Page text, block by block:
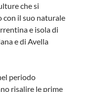
che si
con il suo naturale
e isola di
e di Avella
periodo
risalire le prime